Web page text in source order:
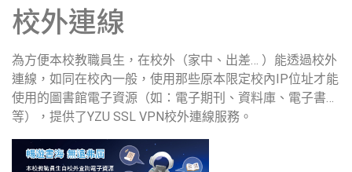
校外連線
為方便本校教職員生，在校外（家中、出差… ）能透過校外
連線，如同在校內一般，使用那些原本限定校內IP位址才能
使用的圖書館電子資源（如：電子期刊、資料庫、電子書…
等），提供了YZU SSL VPN校外連線服務。